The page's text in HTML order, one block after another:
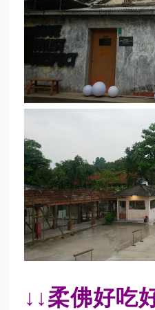
↓↓柔佛好吃